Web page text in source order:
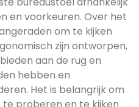
en voorkeuren. Over het
om te kijken
zijn ontworpen,
aan de rug en
hebben en
Het is belangrijk om